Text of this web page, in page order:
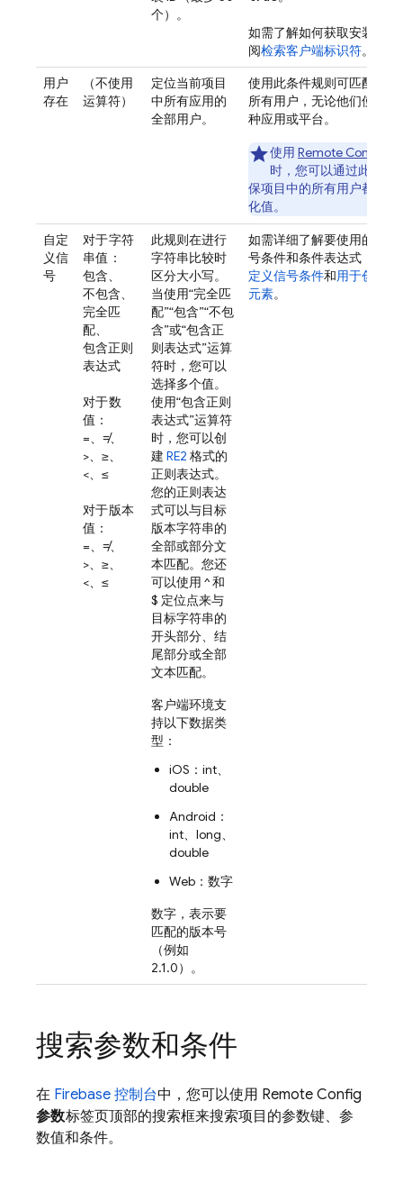
个）。
如需了解如何获取安装 ID
阅检索客户端标识符。
用户
存在
（不使用
运算符）
定位当前项目
中所有应用的
全部用户。
使用此条件规则可匹配项目
所有用户，无论他们使用的
种应用或平台。
使用 Remote Config
时，您可以通过此运算
保项目中的所有用户都收到
化值。
自定
义信
号
对于字符
串值 ：
包含、
不包含、
完全匹
配、
包含正则
表达式
对于数
值 ：
=、≠、
>、≥、
<、≤
对于版本
值 ：
=、≠、
>、≥、
<、≤
此规则在进行
字符串比较时
区分大小写。
当使用“完全匹
配”“包含”“不包
含”或“包含正
则表达式”运算
符时，您可以
选择多个值。
使用“包含正则
表达式”运算符
时，您可以创
建 RE2 格式的
正则表达式。
您的正则表达
式可以与目标
版本字符串的
全部或部分文
本匹配。您还
可以使用 ^ 和
$ 定位点来与
目标字符串的
开头部分、结
尾部分或全部
文本匹配。
客户端环境支
持以下数据类
型：
iOS：int、
double
Android：
int、long、
double
Web：数字
数字，表示要
匹配的版本号
（例如
2.1.0）。
如需详细了解要使用的自定
号条件和条件表达式，请参
定义信号条件和用于创建条
元素。
搜索参数和条件
在 Firebase 控制台中，您可以使用 Remote Config
参数标签页顶部的搜索框来搜索项目的参数键、参
数值和条件。